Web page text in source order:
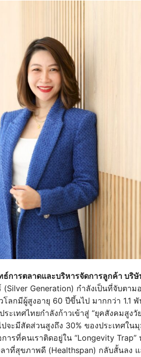
การตลาดและบริหารจัดการลูกค้า บริษั
Generation) กำลังเป็นที่จับตาม
ลกมีผู้สูงอายุ 60 ปีขึ้นไป มากกว่า 1.1
เทศไทยกำลังก้าวเข้าสู่ “ยุคสังคมสูงวั
ะมีสัดส่วนสูงถึง 30% ของประเทศใน
รที่คนเราติดอยู่ใน “Longevity Trap”
ที่สุขภาพดี (Healthspan) กลับสั้นลง แ